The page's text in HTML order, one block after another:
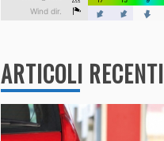
ARTICOLI RECENTI